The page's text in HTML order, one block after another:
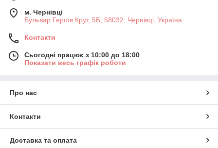
м. Чернівці
Бульвар Героїв Крут, 5Б, 58032, Чернівці, Україна
Контакти
Сьогодні працює з 10:00 до 18:00
Показати весь графік роботи
Про нас
Контакти
Доставка та оплата